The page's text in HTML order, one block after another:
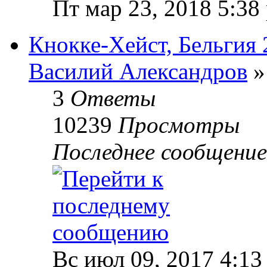
Пт мар 23, 2018 5:38
Кнокке-Хейст, Бельгия
Василий Александров
3 Ответы
10239 Просмотры
Последнее
Вс июл 09, 2017 4:13